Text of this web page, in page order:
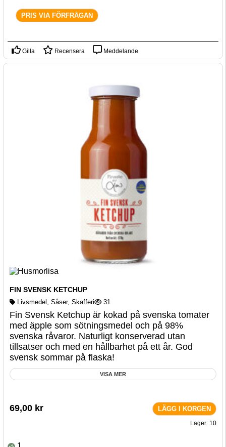
PRIS VIA FÖRFRÅGAN
Gilla Recensera Meddelande
FIN SVENSK KETCHUP
Livsmedel , Såser, Skafferi 31
Fin Svensk Ketchup är kokad på svenska tomater
med äpple som sötningsmedel och på 98%
svenska råvaror. Naturligt konserverad utan
tillsatser och med en hållbarhet på ett år. God
svensk sommar på flaska!
VISA MER
69,00 kr LÄGG I KORGEN
Lager: 10